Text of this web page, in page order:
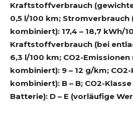
Kraftstoffverbrauch
0,5 l/100 km;
kombiniert): 17,4 – 18,7 kWh/
Kraftstoffverbrauch (bei
6,3 l/100 km; CO2-
kombiniert): 9 – 12 g/km;
kombiniert): B – B; CO2-
Batterie): D – E (vorläufige